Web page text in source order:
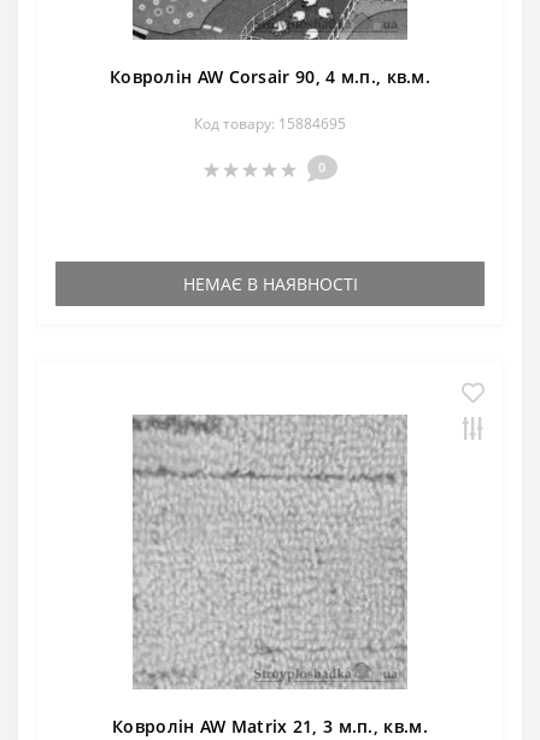
Ковролін AW Corsair 90, 4 м.п., кв.м.
Код товару: 15884695
0
НЕМАЄ В НАЯВНОСТІ
Ковролін AW Matrix 21, 3 м.п., кв.м.